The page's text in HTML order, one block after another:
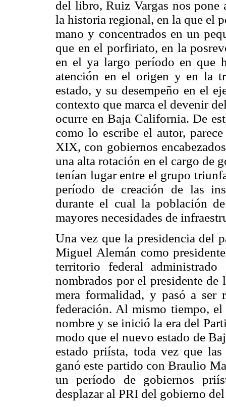
del libro, Ruiz Vargas nos pone
la historia regional, en la que el
mano y concentrados en un
que en el porfiriato, en la
en el ya largo período en que
atención en el origen y en la
estado, y su desempeño en el
contexto que marca el devenir
ocurre en Baja California. De
como lo escribe el autor,
XIX, con gobiernos
una alta rotación en el cargo de
tenían lugar entre el grupo
período de creación de las
durante el cual la población
mayores necesidades de
Una vez que la presidencia del
Miguel Alemán como
territorio federal administrado
nombrados por el presidente de
mera formalidad, y pasó a ser
federación. Al mismo tiempo,
nombre y se inició la era del
modo que el nuevo estado de
estado priísta, toda vez que
ganó este partido con Braulio
un período de gobiernos
desplazar al PRI del gobierno